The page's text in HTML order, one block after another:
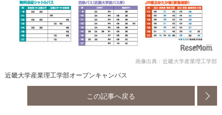
画像出典：近畿大学産業理工学部
近畿大学産業理工学部オープンキャンパス
この記事へ戻る